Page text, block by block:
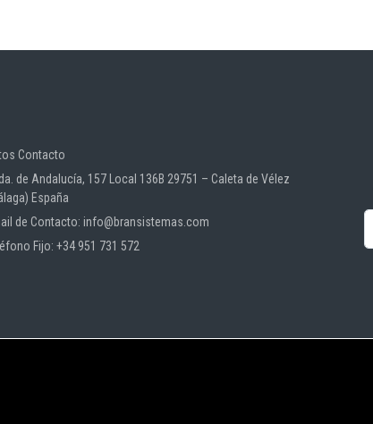
Contacto
de Andalucía, 157 Local 136B 29751 – Caleta de Vélez
España
de Contacto: info@bransistemas.com
Fijo: +34 951 731 572